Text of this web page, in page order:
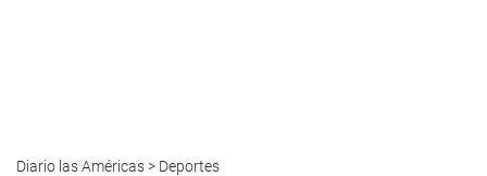
Diario las Américas> Deportes